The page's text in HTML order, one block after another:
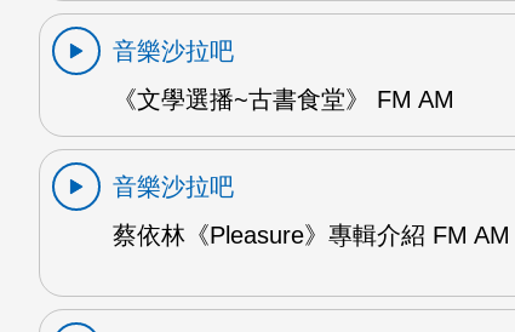
音樂沙拉吧
《文學選播~古書食堂》 FM AM
音樂沙拉吧
蔡依林《Pleasure》專輯介紹 FM AM